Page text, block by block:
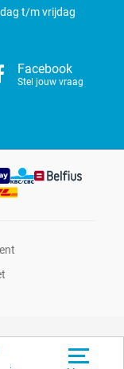
t/m vrijdag
Facebook
Stel jouw vraag